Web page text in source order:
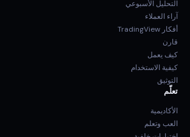
التحليل الأسبوعي
آراء العملاء
أفكار TradingView
قارن
كيف يعمل
كيفية الاستخدام
التوثيق
تعلّم
الأكاديمية
العب وتعلم